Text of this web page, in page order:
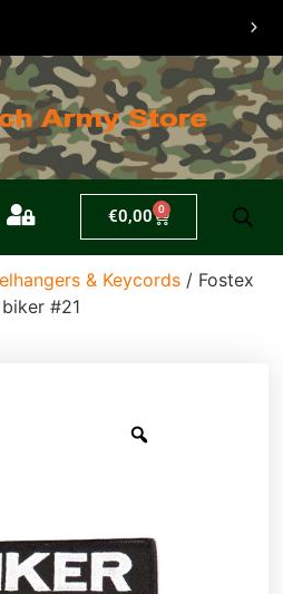
€0,00 0
& Keycords / Fostex
#21